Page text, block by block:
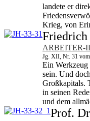
landete er
Krieg, von
ARBEITER-
Jg. XII, Nr. 31
Ein
sein. Und
Großkapitals.
in seinen
und dem
Prof.